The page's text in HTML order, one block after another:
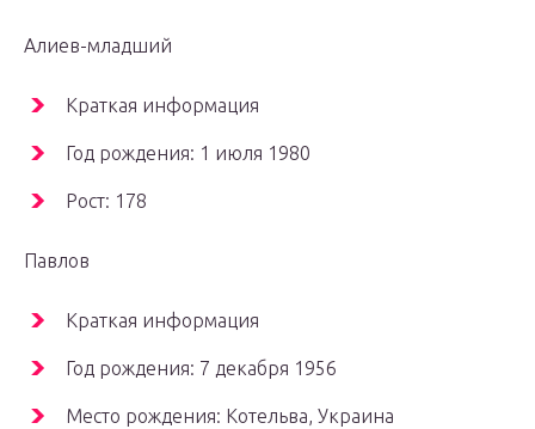
Алиев-младший
Краткая информация
Год рождения: 1 июля 1980
Рост: 178
Павлов
Краткая информация
Год рождения: 7 декабря 1956
Место рождения: Котельва, Украина